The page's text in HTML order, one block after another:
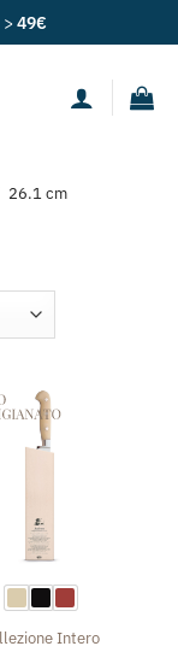
49€
26.1 cm
Intero